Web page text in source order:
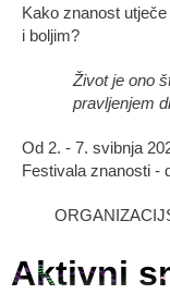
Kako znanost
i boljim?
Život je ono
pravljenjem
Od 2. - 7. svibnja
Festivala znanosti -
Aktivni